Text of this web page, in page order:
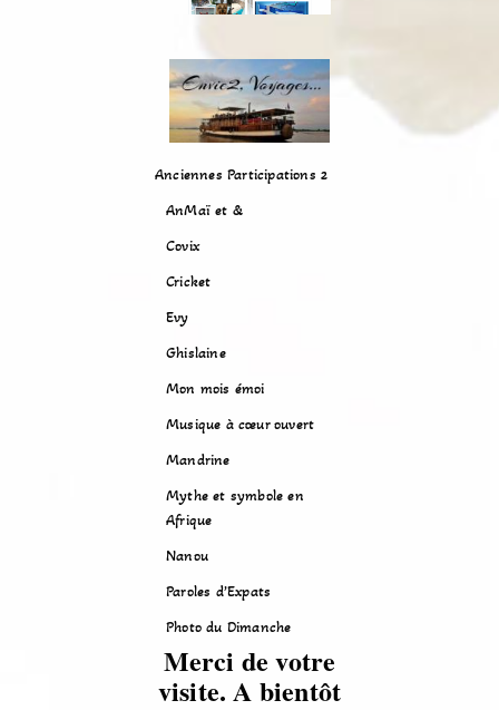
Anciennes Participations 2
AnMaï et &
Covix
Cricket
Evy
Ghislaine
Mon mois émoi
Musique à cœur ouvert
Mandrine
Mythe et symbole en
Afrique
Nanou
Paroles d’Expats
Photo du Dimanche
Merci de votre
visite. A bientôt